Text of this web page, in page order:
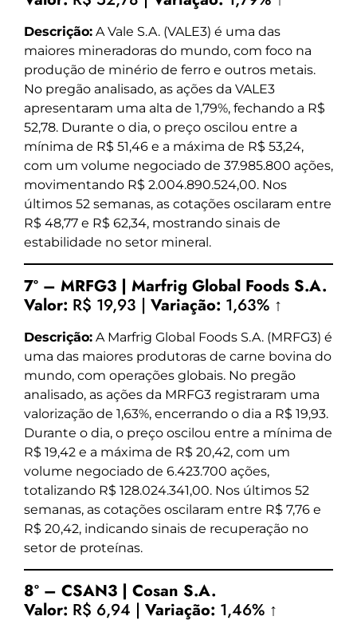
Descrição: A Vale S.A. (VALE3) é uma das
maiores mineradoras do mundo, com foco na
produção de minério de ferro e outros metais.
No pregão analisado, as ações da VALE3
apresentaram uma alta de 1,79%, fechando a R$
52,78. Durante o dia, o preço oscilou entre a
mínima de R$ 51,46 e a máxima de R$ 53,24,
com um volume negociado de 37.985.800 ações,
movimentando R$ 2.004.890.524,00. Nos
últimos 52 semanas, as cotações oscilaram entre
R$ 48,77 e R$ 62,34, mostrando sinais de
estabilidade no setor mineral.
7º – MRFG3 | Marfrig Global Foods S.A.
Valor: R$ 19,93 | Variação: 1,63% ↑
Descrição: A Marfrig Global Foods S.A. (MRFG3) é
uma das maiores produtoras de carne bovina do
mundo, com operações globais. No pregão
analisado, as ações da MRFG3 registraram uma
valorização de 1,63%, encerrando o dia a R$ 19,93.
Durante o dia, o preço oscilou entre a mínima de
R$ 19,42 e a máxima de R$ 20,42, com um
volume negociado de 6.423.700 ações,
totalizando R$ 128.024.341,00. Nos últimos 52
semanas, as cotações oscilaram entre R$ 7,76 e
R$ 20,42, indicando sinais de recuperação no
setor de proteínas.
8º – CSAN3 | Cosan S.A.
Valor: R$ 6,94 | Variação: 1,46% ↑